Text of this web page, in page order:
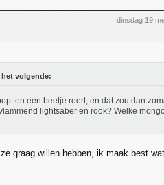
dinsdag 19
het volgende:
en een beetje roert, en dat zou dan
lightsaber en rook? Welke
graag willen hebben, ik maak best